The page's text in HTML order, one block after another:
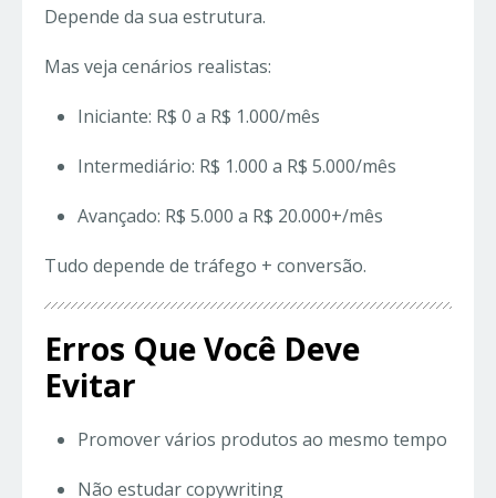
Depende da sua estrutura.
Mas veja cenários realistas:
Iniciante: R$ 0 a R$ 1.000/mês
Intermediário: R$ 1.000 a R$ 5.000/mês
Avançado: R$ 5.000 a R$ 20.000+/mês
Tudo depende de tráfego + conversão.
Erros Que Você Deve
Evitar
Promover vários produtos ao mesmo tempo
Não estudar copywriting